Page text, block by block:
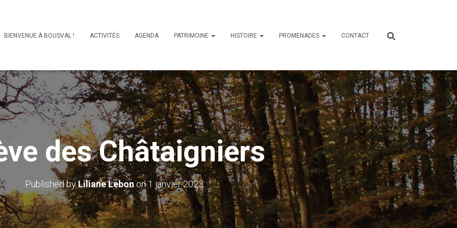
BIENVENUE À BOUSVAL ! ACTIVITÉS AGENDA PATRIMOINE HISTOIRE PROMENADES CONTACT
des Châtaigniers
Published byLiliane Lebonon1 janvier 2023